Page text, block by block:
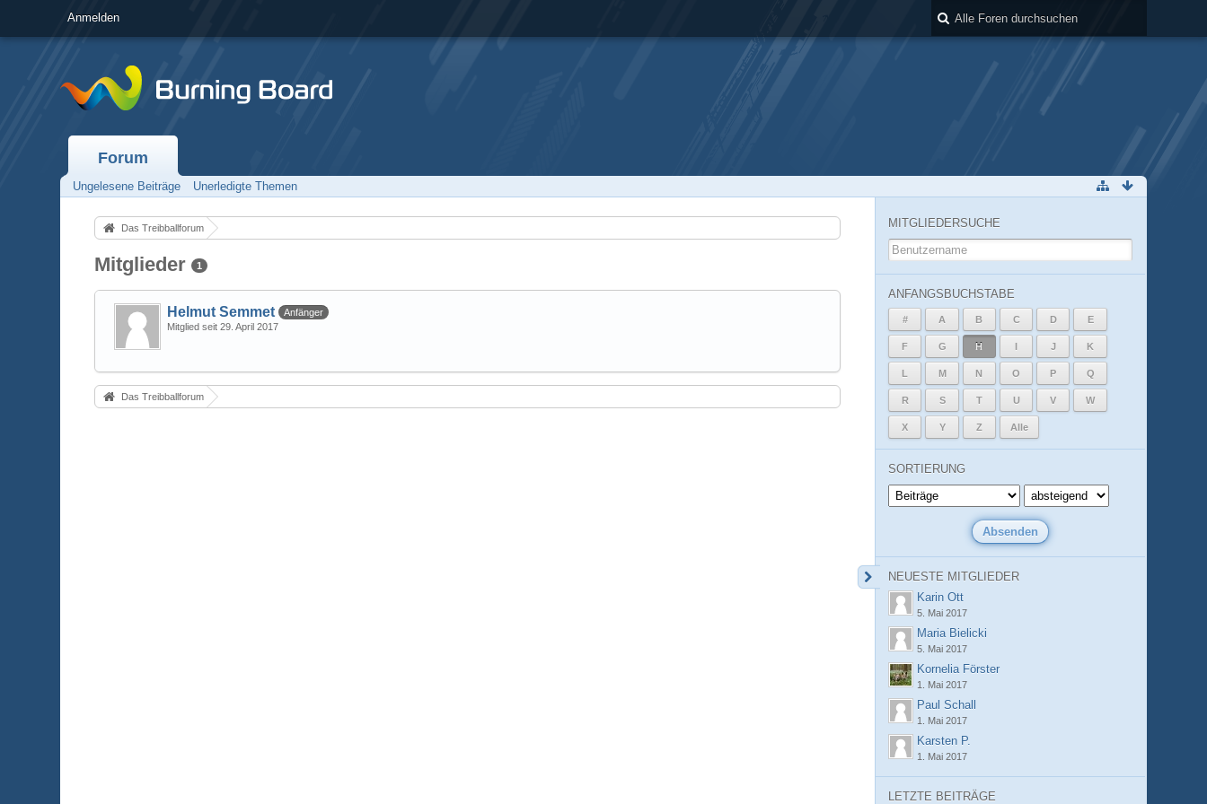
Anmelden
Forum
Ungelesene Beiträge Unerledigte Themen
Das Treibballforum
Mitglieder 1
Helmut Semmet
Anfänger
Mitglied seit 29. April 2017
Das Treibballforum
MITGLIEDERSUCHE
ANFANGSBUCHSTABE
# A B C D E
F G H I J K
L M N O P Q
R S T U V W
X Y Z Alle
SORTIERUNG
NEUESTE MITGLIEDER
Karin Ott
5. Mai 2017
Maria Bielicki
5. Mai 2017
Kornelia Förster
1. Mai 2017
Paul Schall
1. Mai 2017
Karsten P.
1. Mai 2017
LETZTE BEITRÄGE